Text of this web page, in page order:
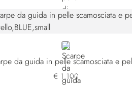
BLUE
€ 1.100